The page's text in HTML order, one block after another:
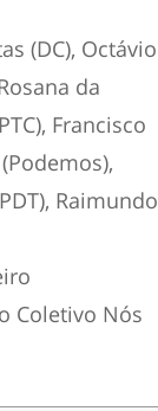
(DC), Octávio
da
Francisco
Raimundo
Coletivo Nós